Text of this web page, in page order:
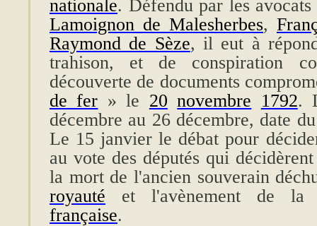
nationale. Défendu par les avocats
Lamoignon de Malesherbes,
Raymond de Sèze, il eut à
trahison, et de conspiration
découverte de documents
de fer » le 20 novembre 1792.
décembre au 26 décembre, date
Le 15 janvier le débat pour
au vote des députés qui
la mort de l'ancien souverain
royauté et l'avènement de
française.